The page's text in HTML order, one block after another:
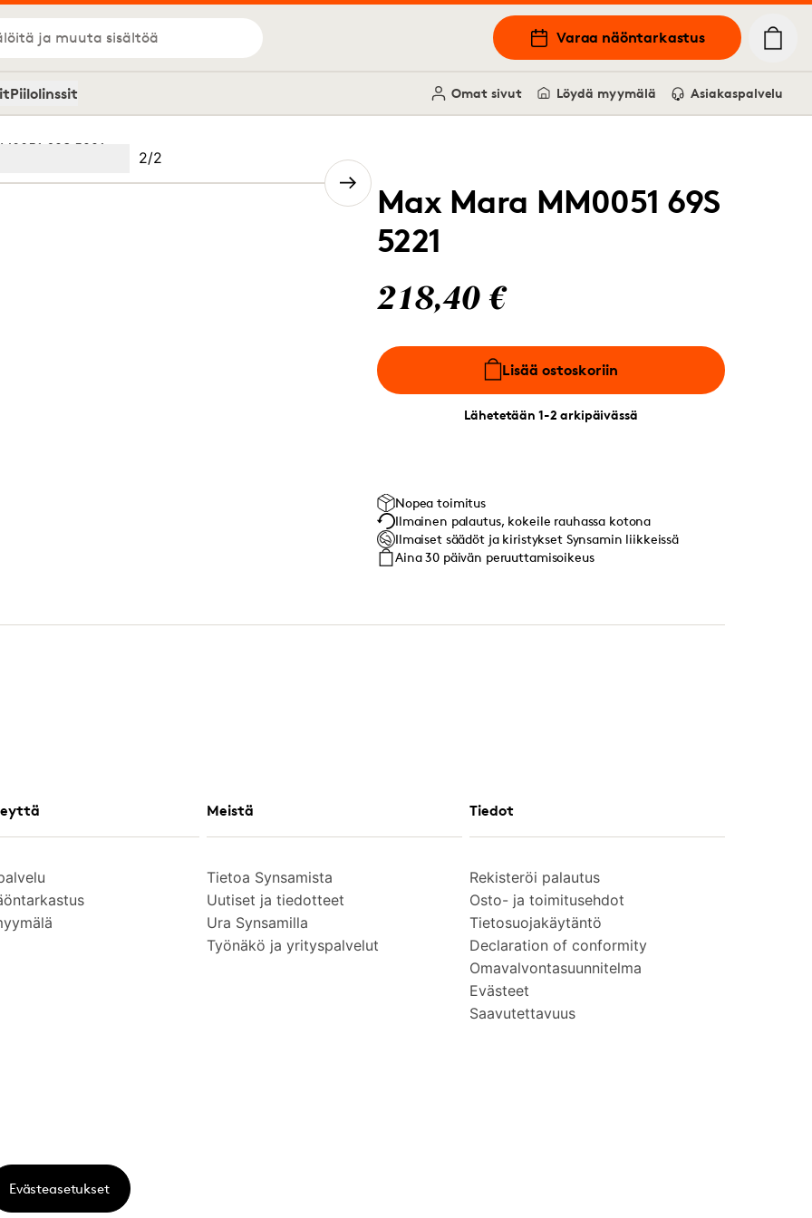
ja muuta sisältöä Varaa näöntarkastus
Piilolinssit Omat sivut Löydä myymälä Asiakaspalvelu
69S 5221
Max Mara MM0051 69S
5221
218,40 €
Lisää ostoskoriin
Lähetetään 1-2 arkipäivässä
Nopea toimitus
Ilmainen palautus, kokeile rauhassa kotona
Ilmaiset säädöt ja kiristykset Synsamin liikkeissä
Aina 30 päivän peruuttamisoikeus
Kuva
2/2
(Current image)
Meistä
Tietoa Synsamista
Uutiset ja tiedotteet
Ura Synsamilla
Työnäkö ja yrityspalvelut
Tiedot
Rekisteröi palautus
Osto- ja toimitusehdot
Tietosuojakäytäntö
Declaration of conformity
Omavalvontasuunnitelma
Evästeet
Saavutettavuus
Evästeasetukset